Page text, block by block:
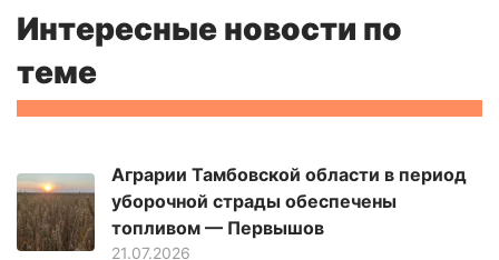
Интересные новости по
теме
Аграрии Тамбовской области в период
уборочной страды обеспечены
топливом — Первышов
21.07.2026